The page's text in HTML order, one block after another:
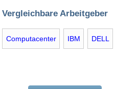
Vergleichbare Arbeitgeber
Computacenter IBM DELL